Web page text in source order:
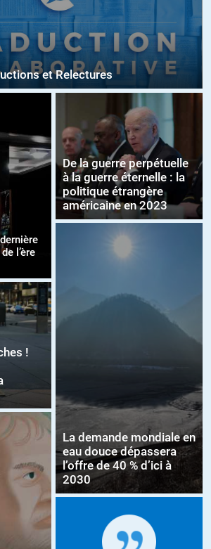
et Relectures
l’ère
!
De la guerre perpétuelle
à la guerre éternelle : la
politique étrangère
américaine en 2023
La demande mondiale en
eau douce dépassera
l’offre de 40 % d’ici à
2030